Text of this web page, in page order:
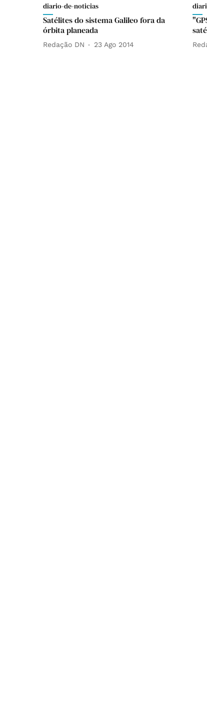
diario-de-noticias
Satélites do sistema Galileo fora da
órbita planeada
Redação DN 23 Ago 2014